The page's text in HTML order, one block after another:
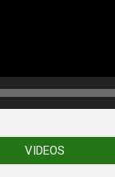
VIDEOS